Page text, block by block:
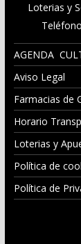
Loterias y
AGENDA
Aviso Legal
Farmacias de
Horario
Loterias y
Política de
Política de